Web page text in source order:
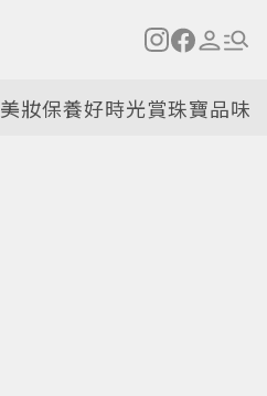
美妝保養好時光賞珠寶品味